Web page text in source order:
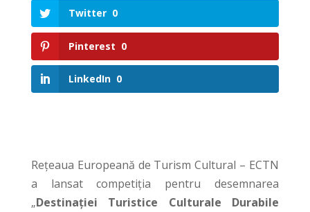
Twitter 0
Pinterest 0
LinkedIn 0
Reţeaua Europeană de Turism Cultural – ECTN
a lansat competiţia pentru desemnarea
„Destinaţiei Turistice Culturale Durabile